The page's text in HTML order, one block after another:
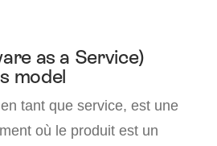
as a Service)
model
tant que service, est une
où le produit est un